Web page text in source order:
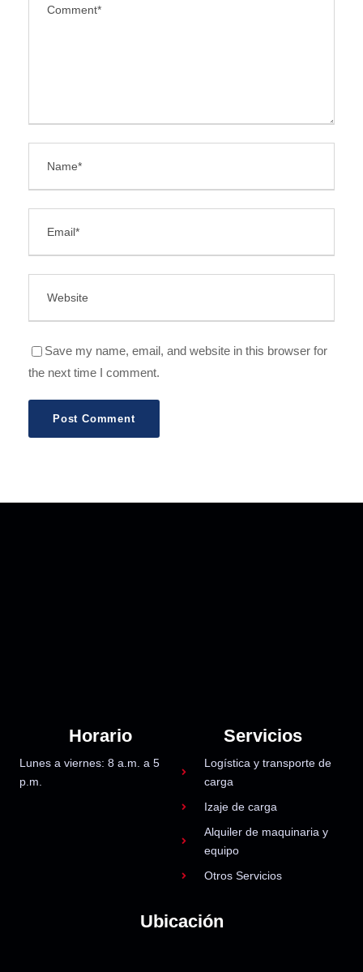
Save my name, email, and website in this browser for
the next time I comment.
Horario
Lunes a viernes: 8 a.m. a 5
p.m.
Servicios
Logística y transporte de
carga
Izaje de carga
Alquiler de maquinaria y
equipo
Otros Servicios
Ubicación